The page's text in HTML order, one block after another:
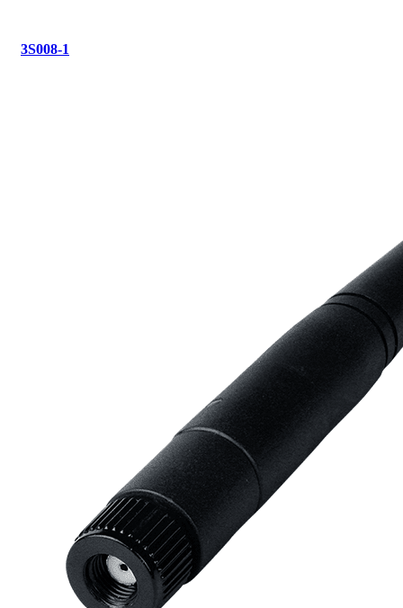
3S008-1